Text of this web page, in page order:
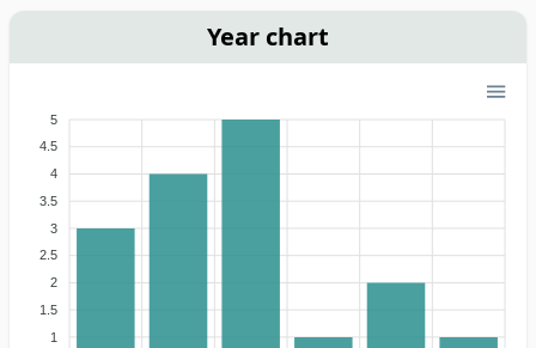
Year chart
5
4.5
4
3.5
3
2.5
2
1.5
1